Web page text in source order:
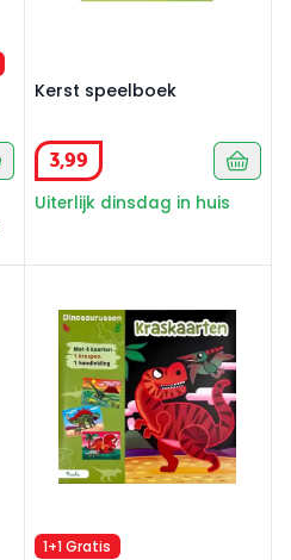
Kerst speelboek
3,99
Uiterlijk dinsdag in huis
1+1 Gratis